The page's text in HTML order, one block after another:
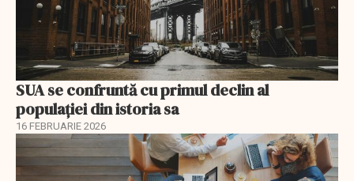
SUA se confruntă cu primul declin al
populației din istoria sa
16 FEBRUARIE 2026